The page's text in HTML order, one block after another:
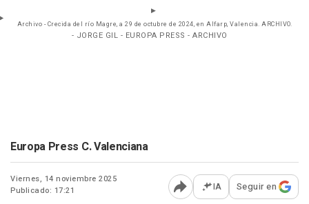
Archivo - Crecida del río Magre, a 29 de octubre de 2024, en Alfarp, Valencia. ARCHIVO.
- JORGE GIL - EUROPA PRESS - ARCHIVO
Europa Press C. Valenciana
Viernes, 14 noviembre 2025
Publicado: 17:21
Abrir opciones para
IA Seguir en